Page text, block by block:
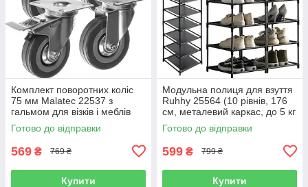
Комплект поворотних коліс
75 мм Malatec 22537 з
гальмом для візків і меблів
(комплект 4 шт.до 220 кг)
Готово до відправки
569 ₴ 769 ₴
Купити
Модульна полиця для взуття
Ruhhy 25564 (10 рівнів, 176
см, металевий каркас, до 5 кг
на полицю)
Готово до відправки
599 ₴ 799 ₴
Купити